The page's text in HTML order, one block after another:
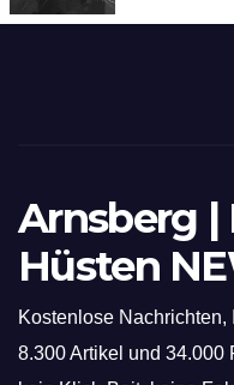
Arnsberg |
Hüsten
Kostenlose
8.300 Artikel und 34.000